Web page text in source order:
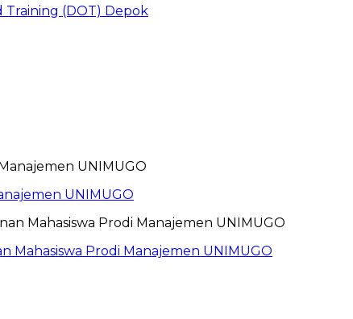
Training (DOT) Depok
UNIMUGO
Mahasiswa Prodi Manajemen UNIMUGO